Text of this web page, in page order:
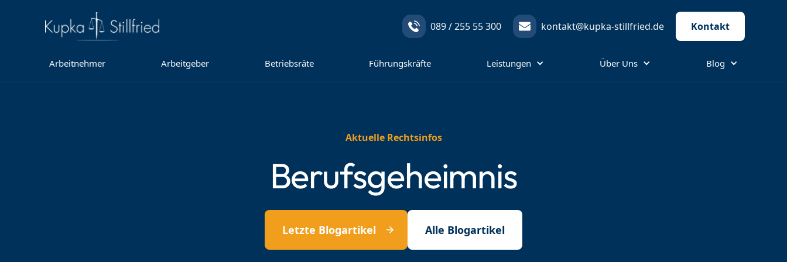
089 / 255 55 300 kontakt@kupka-stillfried.de Kontakt
Arbeitnehmer Arbeitgeber Betriebsräte Führungskräfte Leistungen Über Uns Blog
Aktuelle Rechtsinfos
Berufsgeheimnis
Letzte Blogartikel Alle Blogartikel